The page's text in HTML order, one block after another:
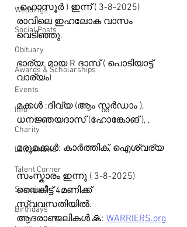
Weddings
Social Posts
Obituary
Awards & Scholarships
Events
Info
Charity
Latest News
Talent Corner
Samajam
Birthdays
-ഹൊസൂർ ) ഇന്ന് ( 3-8-2025)
രാവിലെ ഇഹലോക വാസം
വെടിഞ്ഞു.
ഭാര്യ: മായ R ദാസ് ( പൊടിയാട്ട്
വാര്യം)
മക്കൾ :ദിവ്യ (ആം സ്റ്റർഡാം ),
ധനജ്ഞയദാസ് (ഹോങ്കോങ് ), ,
മരുമക്കൾ: കാർത്തിക്, ഐശ്വര്യ
സംസ്കാരം ഇന്നു ( 3-8-2025)
വൈകീട്ട് 4മണിക്ക്
സ്വവസതിയിൽ.
ആദരാഞ്ജലികൾ 🙏: WARRIERS.org